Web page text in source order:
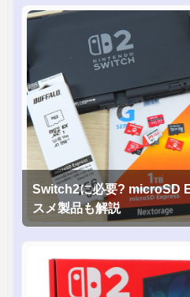
Switch2に必要? microSD
スメ製品も解説